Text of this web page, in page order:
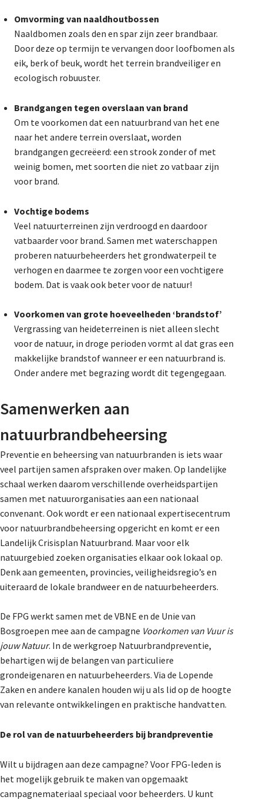
Omvorming van naaldhoutbossen
Naaldbomen zoals den en spar zijn zeer brandbaar.
Door deze op termijn te vervangen door loofbomen als
eik, berk of beuk, wordt het terrein brandveiliger en
ecologisch robuuster.
Brandgangen tegen overslaan van brand
Om te voorkomen dat een natuurbrand van het ene
naar het andere terrein overslaat, worden
brandgangen gecreëerd: een strook zonder of met
weinig bomen, met soorten die niet zo vatbaar zijn
voor brand.
Vochtige bodems
Veel natuurterreinen zijn verdroogd en daardoor
vatbaarder voor brand. Samen met waterschappen
proberen natuurbeheerders het grondwaterpeil te
verhogen en daarmee te zorgen voor een vochtigere
bodem. Dat is vaak ook beter voor de natuur!
Voorkomen van grote hoeveelheden ‘brandstof’
Vergrassing van heideterreinen is niet alleen slecht
voor de natuur, in droge perioden vormt al dat gras een
makkelijke brandstof wanneer er een natuurbrand is.
Onder andere met begrazing wordt dit tegengegaan.
Samenwerken aan
natuurbrandbeheersing
Preventie en beheersing van natuurbranden is iets waar
veel partijen samen afspraken over maken. Op landelijke
schaal werken daarom verschillende overheidspartijen
samen met natuurorganisaties aan een nationaal
convenant. Ook wordt er een nationaal expertisecentrum
voor natuurbrandbeheersing opgericht en komt er een
Landelijk Crisisplan Natuurbrand. Maar voor elk
natuurgebied zoeken organisaties elkaar ook lokaal op.
Denk aan gemeenten, provincies, veiligheidsregio’s en
uiteraard de lokale brandweer en de natuurbeheerders.
De FPG werkt samen met de VBNE en de Unie van
Bosgroepen mee aan de campagne Voorkomen van Vuur is
jouw Natuur. In de werkgroep Natuurbrandpreventie,
behartigen wij de belangen van particuliere
grondeigenaren en natuurbeheerders. Via de Lopende
Zaken en andere kanalen houden wij u als lid op de hoogte
van relevante ontwikkelingen en praktische handvatten.
De rol van de natuurbeheerders bij brandpreventie
Wilt u bijdragen aan deze campagne? Voor FPG-leden is
het mogelijk gebruik te maken van opgemaakt
campagnemateriaal speciaal voor beheerders. U kunt